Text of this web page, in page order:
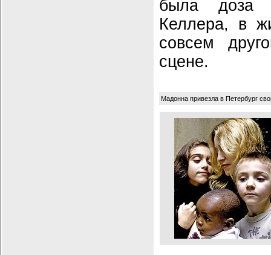
была доза
Келлера, в
совсем
сцене.
Мадонна привезла в Петербург